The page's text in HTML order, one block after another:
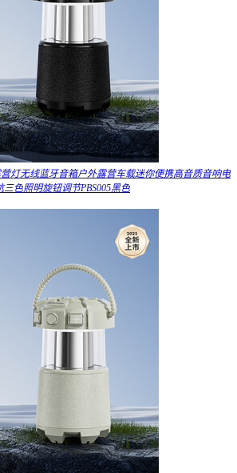
灯无线蓝牙音箱户外露营车载迷你便携高音质音响电
色照明旋钮调节PBS005黑色